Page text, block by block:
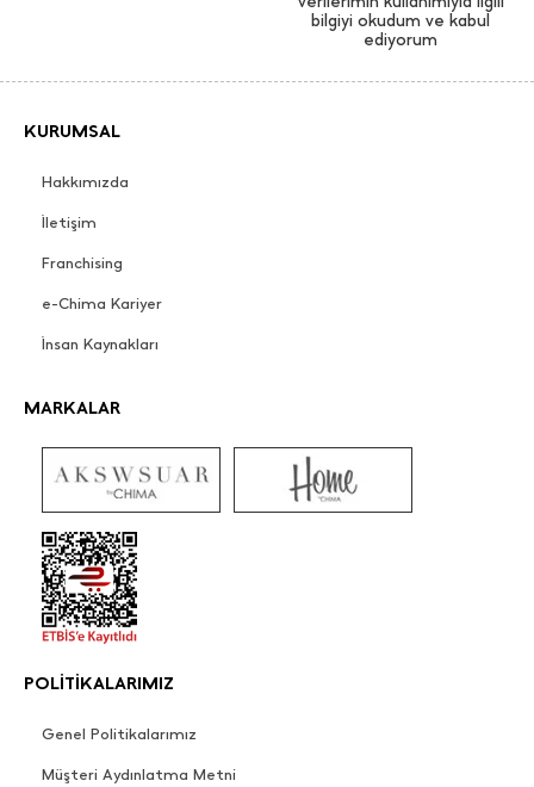
bilgiyi okudum ve kabul
ediyorum
KURUMSAL
Hakkımızda
İletişim
Franchising
e-Chima Kariyer
İnsan Kaynakları
MARKALAR
POLİTİKALARIMIZ
Genel Politikalarımız
Müşteri Aydınlatma Metni